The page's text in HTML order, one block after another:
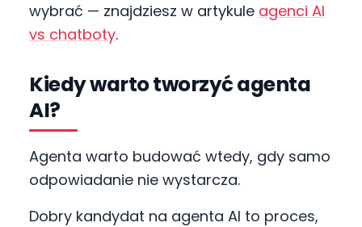
wybrać — znajdziesz w artykule agenci AI
vs chatboty.
Kiedy warto tworzyć agenta
AI?
Agenta warto budować wtedy, gdy samo
odpowiadanie nie wystarcza.
Dobry kandydat na agenta AI to proces,